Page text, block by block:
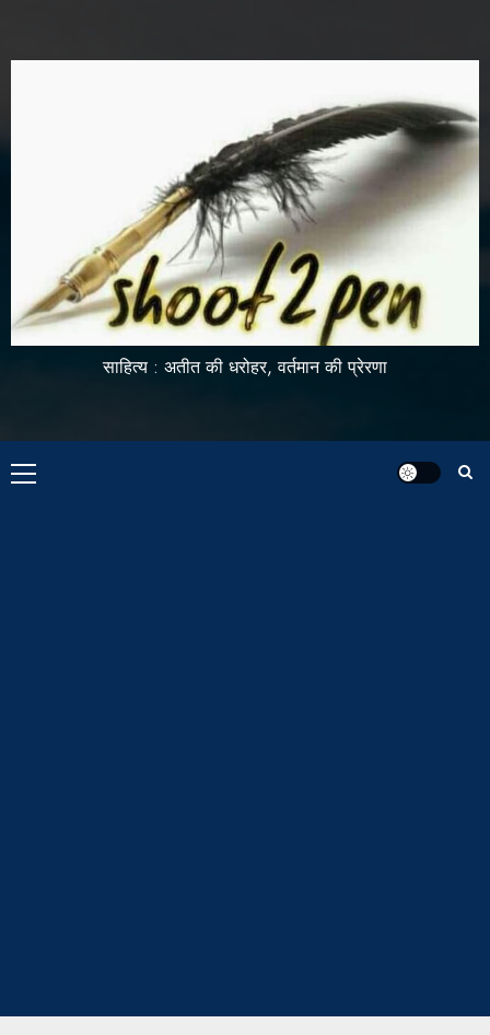
साहित्य : अतीत की धरोहर, वर्तमान की प्रेरणा